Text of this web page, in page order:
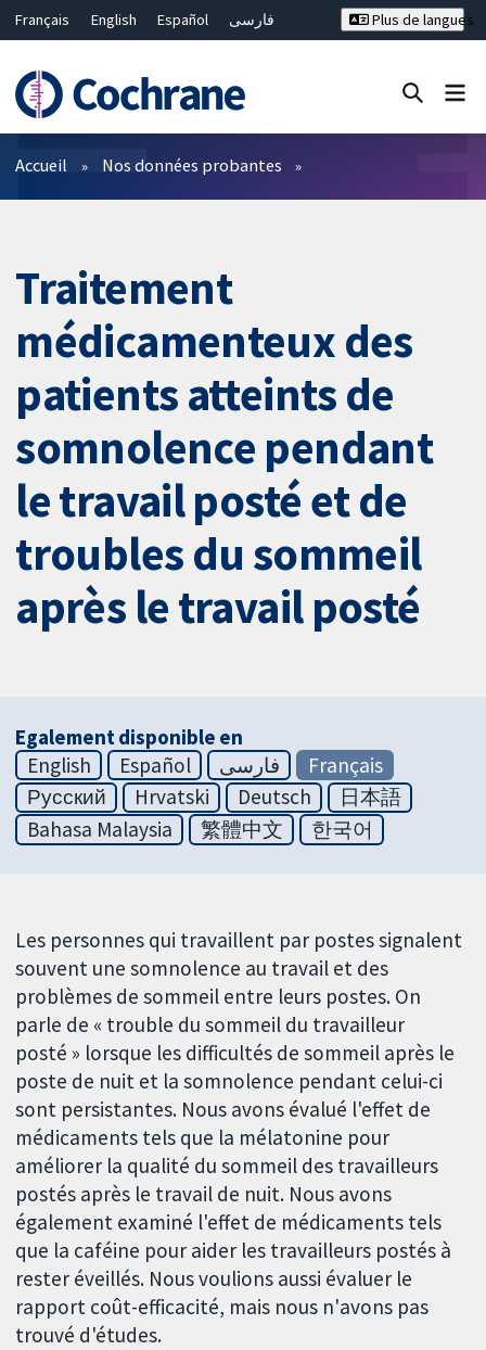
Français English Español
فارسی
Bahasa Malaysia
ไทย
繁體中文
简体中文
Plus de langues
Filtres
Accueil Nos données probantes
Traitement
médicamenteux des
patients atteints de
somnolence pendant
le travail posté et de
troubles du sommeil
après le travail posté
Egalement disponible en
English
Español فارسی
Français
Русский
Hrvatski Deutsch
日本語
Bahasa Malaysia
繁體中文 한국어
Les personnes qui travaillent par postes signalent
souvent une somnolence au travail et des
problèmes de sommeil entre leurs postes. On
parle de « trouble du sommeil du travailleur
posté » lorsque les difficultés de sommeil après le
poste de nuit et la somnolence pendant celui-ci
sont persistantes. Nous avons évalué l'effet de
médicaments tels que la mélatonine pour
améliorer la qualité du sommeil des travailleurs
postés après le travail de nuit. Nous avons
également examiné l'effet de médicaments tels
que la caféine pour aider les travailleurs postés à
rester éveillés. Nous voulions aussi évaluer le
rapport coût-efficacité, mais nous n'avons pas
trouvé d'études.